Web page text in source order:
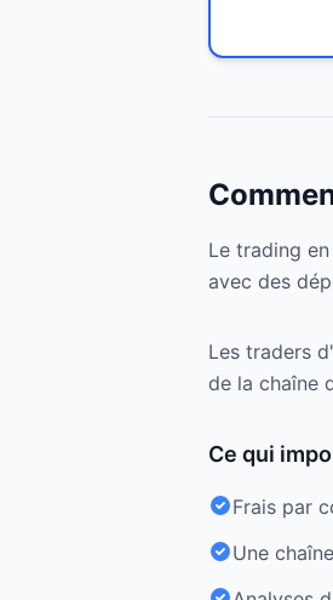
Le trading
avec des
Les traders
de la chaîne
Ce qui
Frais par
Une